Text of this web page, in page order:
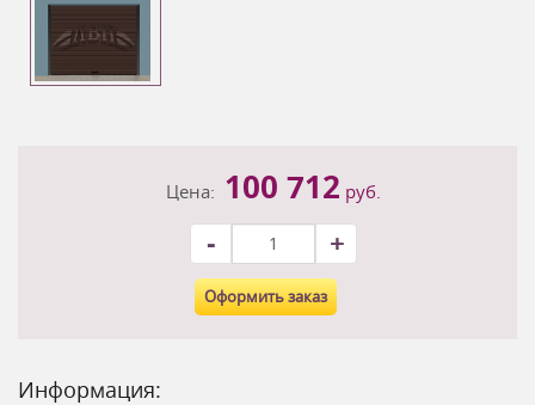
Цена: 100 712 руб.
- +
Оформить заказ
Информация: